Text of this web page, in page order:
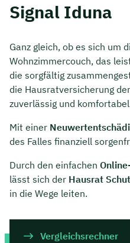
Finanzen
Über Uns
Kontakt
Signal Iduna
Ganz gleich, ob es sich um
Wohnzimmercouch, das
die sorgfältig
die Hausratversicherung
zuverlässig und
Mit einer
des Falles finanziell
Durch den einfachen
lässt sich der Hausrat
in die Wege leiten.
Vergleichsrechner